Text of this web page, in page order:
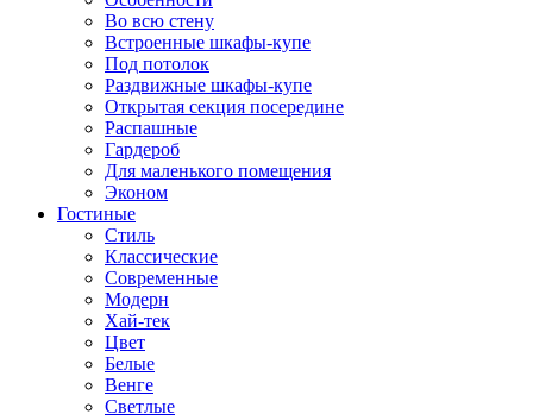
Во всю стену
Встроенные шкафы-купе
Под потолок
Раздвижные шкафы-купе
Открытая секция посередине
Распашные
Гардероб
Для маленького помещения
Эконом
Гостиные
Стиль
Классические
Современные
Модерн
Хай-тек
Цвет
Белые
Венге
Светлые